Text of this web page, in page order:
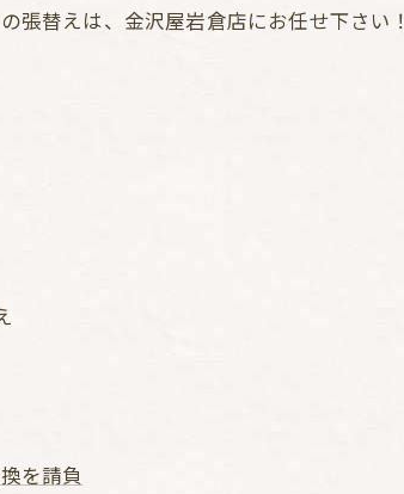
張替えは、金沢屋岩倉店にお任せ下さい！
を請負